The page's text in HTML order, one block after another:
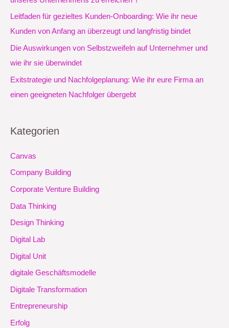
Leitfaden für gezieltes Kunden-Onboarding: Wie ihr neue
Kunden von Anfang an überzeugt und langfristig bindet
Die Auswirkungen von Selbstzweifeln auf Unternehmer und
wie ihr sie überwindet
Exitstrategie und Nachfolgeplanung: Wie ihr eure Firma an
einen geeigneten Nachfolger übergebt
Kategorien
Canvas
Company Building
Corporate Venture Building
Data Thinking
Design Thinking
Digital Lab
Digital Unit
digitale Geschäftsmodelle
Digitale Transformation
Entrepreneurship
Erfolg